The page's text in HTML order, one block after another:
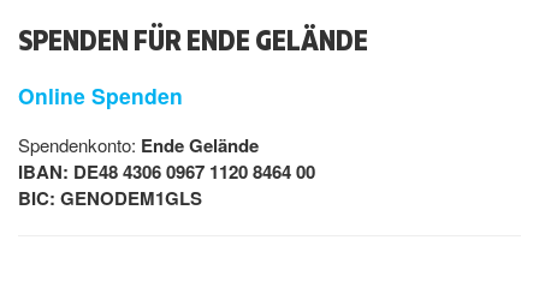
SPENDEN FÜR ENDE GELÄNDE
Online Spenden
Spendenkonto: Ende Gelände
IBAN: DE48 4306 0967 1120 8464 00
BIC: GENODEM1GLS